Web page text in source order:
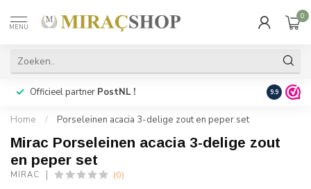
MENU
0
Officieel partner PostNL ! Snelle
9.9
Home / Porseleinen acacia 3-delige zout en peper set
Mirac Porseleinen acacia 3-delige zout
en peper set
MIRAC (0)